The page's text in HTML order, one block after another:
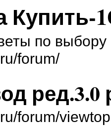
по
forum/
ред.3.0
forum/